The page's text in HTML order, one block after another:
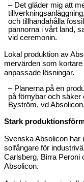
– Det gläder mig att
och tillhandahålla
pannorna i vårt land,
vid ceremonin.
Lokal produktion av
mervärden som
anpassade lösningar.
– Planerna på en
på förnybar och säker
Byström, vd Absolicon.
Stark
Svenska Absolicon har
solfångare för
Carlsberg, Birra Peroni
Absolicon.